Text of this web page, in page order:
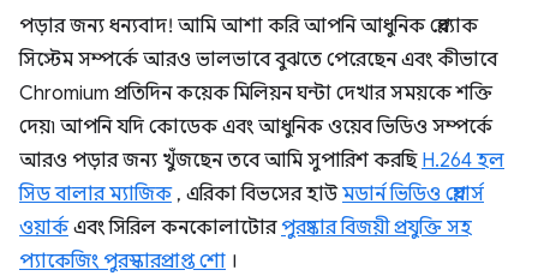
পড়ার জন্য ধন্যবাদ! আমি আশা করি আপনি আধুনিক প্লেব্যাক
সিস্টেম সম্পর্কে আরও ভালভাবে বুঝতে পেরেছেন এবং কীভাবে
Chromium প্রতিদিন কয়েক মিলিয়ন ঘন্টা দেখার সময়কে শক্তি
দেয়৷ আপনি যদি কোডেক এবং আধুনিক ওয়েব ভিডিও সম্পর্কে
আরও পড়ার জন্য খুঁজছেন তবে আমি সুপারিশ করছি H.264 হল
সিড বালার ম্যাজিক, এরিকা বিভসের হাউমডার্ন ভিডিও প্লেয়ার্স
ওয়ার্কএবং সিরিল কনকোলাটোরপুরষ্কার বিজয়ী প্রযুক্তি সহ
প্যাকেজিং পুরস্কারপ্রাপ্ত শো ।